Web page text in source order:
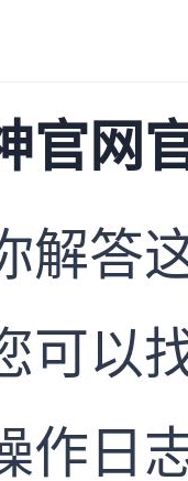
官网
解答
可以
作日